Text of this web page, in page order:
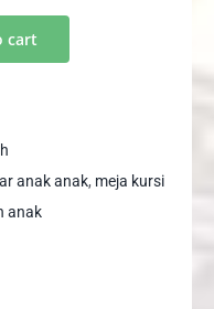
cart
anak anak, meja kursi
anak